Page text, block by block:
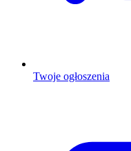
Twoje ogłoszenia